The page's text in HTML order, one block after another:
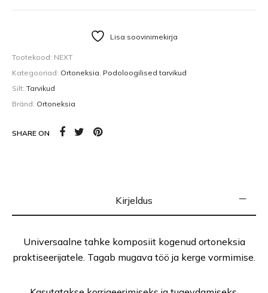
Lisa soovinimekirja
Tootekood: NEXT
Kategooriad: Ortoneksia, Podoloogilised tarvikud
Silt: Tarvikud
Bränd: Ortoneksia
SHARE ON
Kirjeldus
Universaalne tahke komposiit kogenud ortoneksia
praktiseerijatele. Tagab mugava töö ja kerge vormimise.